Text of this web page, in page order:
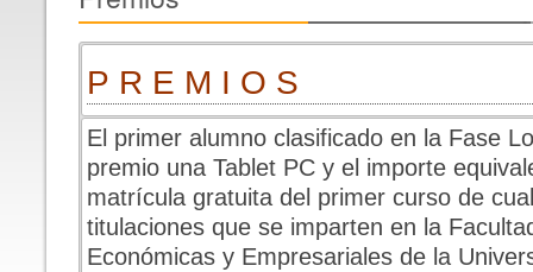
P R E M I O S
El primer alumno clasificado en la Fase
premio una Tablet PC y el importe
matrícula gratuita del primer curso de
titulaciones que se imparten en la
Económicas y Empresariales de la